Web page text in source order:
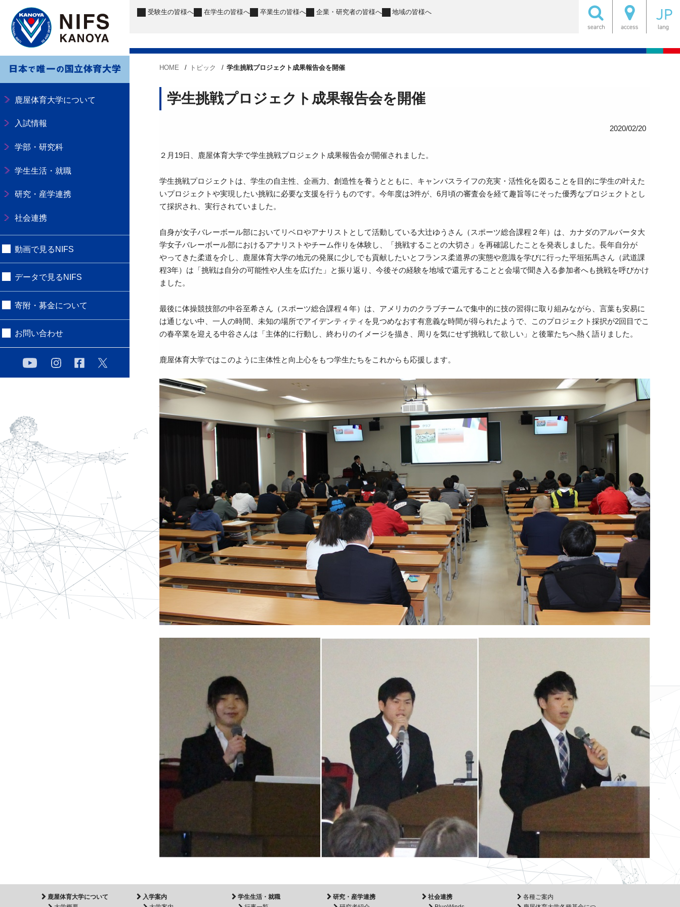
鹿屋体育大学について
入試情報
学部・研究科
学生生活・就職
研究・産学連携
社会連携
動画で見るNIFS
データで見るNIFS
寄附・募金について
お問い合わせ
受験生の皆様へ 在学生の皆様へ 卒業生の皆様へ 企業・研究者の皆様へ 地域の皆様へ
HOME トピック 学生挑戦プロジェクト成果報告会を開催
学生挑戦プロジェクト成果報告会を開催
2020/02/20
２月19日、鹿屋体育大学で学生挑戦プロジェクト成果報告会が開催されました。
学生挑戦プロジェクトは、学生の自主性、企画力、創造性を養うとともに、キャンパスライフの充実・活性化を図ることを目的に学生の叶えた
いプロジェクトや実現したい挑戦に必要な支援を行うものです。今年度は3件が、6月頃の審査会を経て趣旨等にそった優秀なプロジェクトとし
て採択され、実行されていました。
自身が女子バレーボール部においてリベロやアナリストとして活動している大辻ゆうさん（スポーツ総合課程２年）は、カナダのアルバータ大
学女子バレーボール部におけるアナリストやチーム作りを体験し、「挑戦することの大切さ」を再確認したことを発表しました。長年自分が
やってきた柔道を介し、鹿屋体育大学の地元の発展に少しでも貢献したいとフランス柔道界の実態や意識を学びに行った平垣拓馬さん（武道課
程3年）は「挑戦は自分の可能性や人生を広げた」と振り返り、今後その経験を地域で還元することと会場で聞き入る参加者へも挑戦を呼びかけ
ました。
最後に体操競技部の中谷至希さん（スポーツ総合課程４年）は、アメリカのクラブチームで集中的に技の習得に取り組みながら、言葉も安易に
は通じない中、一人の時間、未知の場所でアイデンティティを見つめなおす有意義な時間が得られたようで、このプロジェクト採択が2回目でこ
の春卒業を迎える中谷さんは「主体的に行動し、終わりのイメージを描き、周りを気にせず挑戦して欲しい」と後輩たちへ熱く語りました。
鹿屋体育大学ではこのように主体性と向上心をもつ学生たちをこれからも応援します。
鹿屋体育大学について
入学案内
学生生活・就職
研究・産学連携
社会連携
各種ご案内